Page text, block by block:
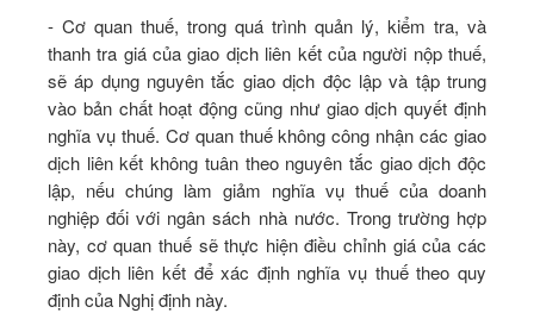
- Cơ quan thuế, trong quá trình quản lý, kiểm tra, và
thanh tra giá của giao dịch liên kết của người nộp thuế,
sẽ áp dụng nguyên tắc giao dịch độc lập và tập trung
vào bản chất hoạt động cũng như giao dịch quyết định
nghĩa vụ thuế. Cơ quan thuế không công nhận các giao
dịch liên kết không tuân theo nguyên tắc giao dịch độc
lập, nếu chúng làm giảm nghĩa vụ thuế của doanh
nghiệp đối với ngân sách nhà nước. Trong trường hợp
này, cơ quan thuế sẽ thực hiện điều chỉnh giá của các
giao dịch liên kết để xác định nghĩa vụ thuế theo quy
định của Nghị định này.